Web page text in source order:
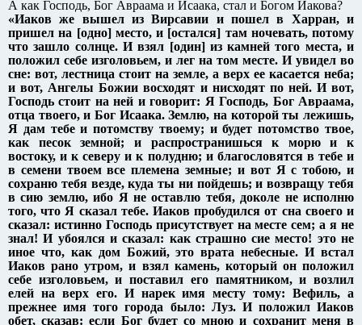
А как Господь, Бог Авраама и Исаака, стал и Богом Иакова?
«Иаков же вышел из Вирсавии и пошел в Харран, и
пришел на [одно] место, и [остался] там ночевать, потому
что зашло солнце. И взял [один] из камней того места, и
положил себе изголовьем, и лег на том месте. И увидел во
сне: вот, лестница стоит на земле, а верх ее касается неба;
и вот, Ангелы Божии восходят и нисходят по ней. И вот,
Господь стоит на ней и говорит: Я Господь, Бог Авраама,
отца твоего, и Бог Исаака. Землю, на которой ты лежишь,
Я дам тебе и потомству твоему; и будет потомство твое,
как песок земной; и распространишься к морю и к
востоку, и к северу и к полудню; и благословятся в тебе и
в семени твоем все племена земные; и вот Я с тобою, и
сохраню тебя везде, куда ты ни пойдешь; и возвращу тебя
в сию землю, ибо Я не оставлю тебя, доколе не исполню
того, что Я сказал тебе. Иаков пробудился от сна своего и
сказал: истинно Господь присутствует на месте сем; а я не
знал! И убоялся и сказал: как страшно сие место! это не
иное что, как дом Божий, это врата небесные. И встал
Иаков рано утром, и взял камень, который он положил
себе изголовьем, и поставил его памятником, и возлил
елей на верх его. И нарек имя месту тому: Вефиль, а
прежнее имя того города было: Луз. И положил Иаков
обет, сказав: если Бог будет со мною и сохранит меня в